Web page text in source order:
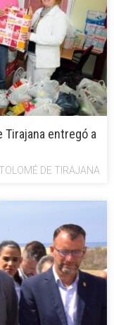
Tirajana entregó a
DE TIRAJANA